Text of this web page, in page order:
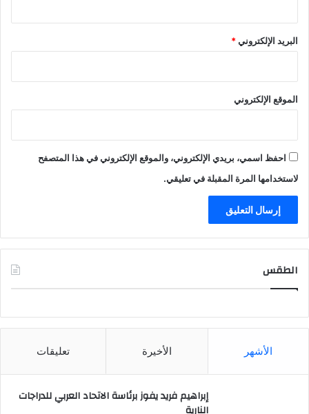
البريد الإلكتروني*
الموقع الإلكتروني
احفظ اسمي، بريدي الإلكتروني، والموقع الإلكتروني في هذا المتصفح
لاستخدامها المرة المقبلة في تعليقي.
الطقس
الأشهر الأخيرة تعليقات
إبراهيم فريد يفوز برئاسة الاتحاد العربي للدراجات